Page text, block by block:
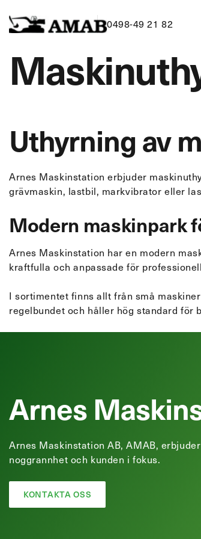
Skip
content
0498-49 21 82
Schaktning & markarbeten
Markberedning, grävarbeten,
trädgårdsanläggning,
viltvatten.
Uthyrning av
Arnes Maskinstation erbjuder
grävmaskin, lastbil, markvibrator eller
Modern maskinpark
Arnes Maskinstation har en modern
kraftfulla och anpassade för
I sortimentet finns allt från små
regelbundet och håller hög standard för
Arnes
Arnes Maskinstation AB, AMAB,
noggrannhet och kunden i fokus.
KONTAKTA OSS